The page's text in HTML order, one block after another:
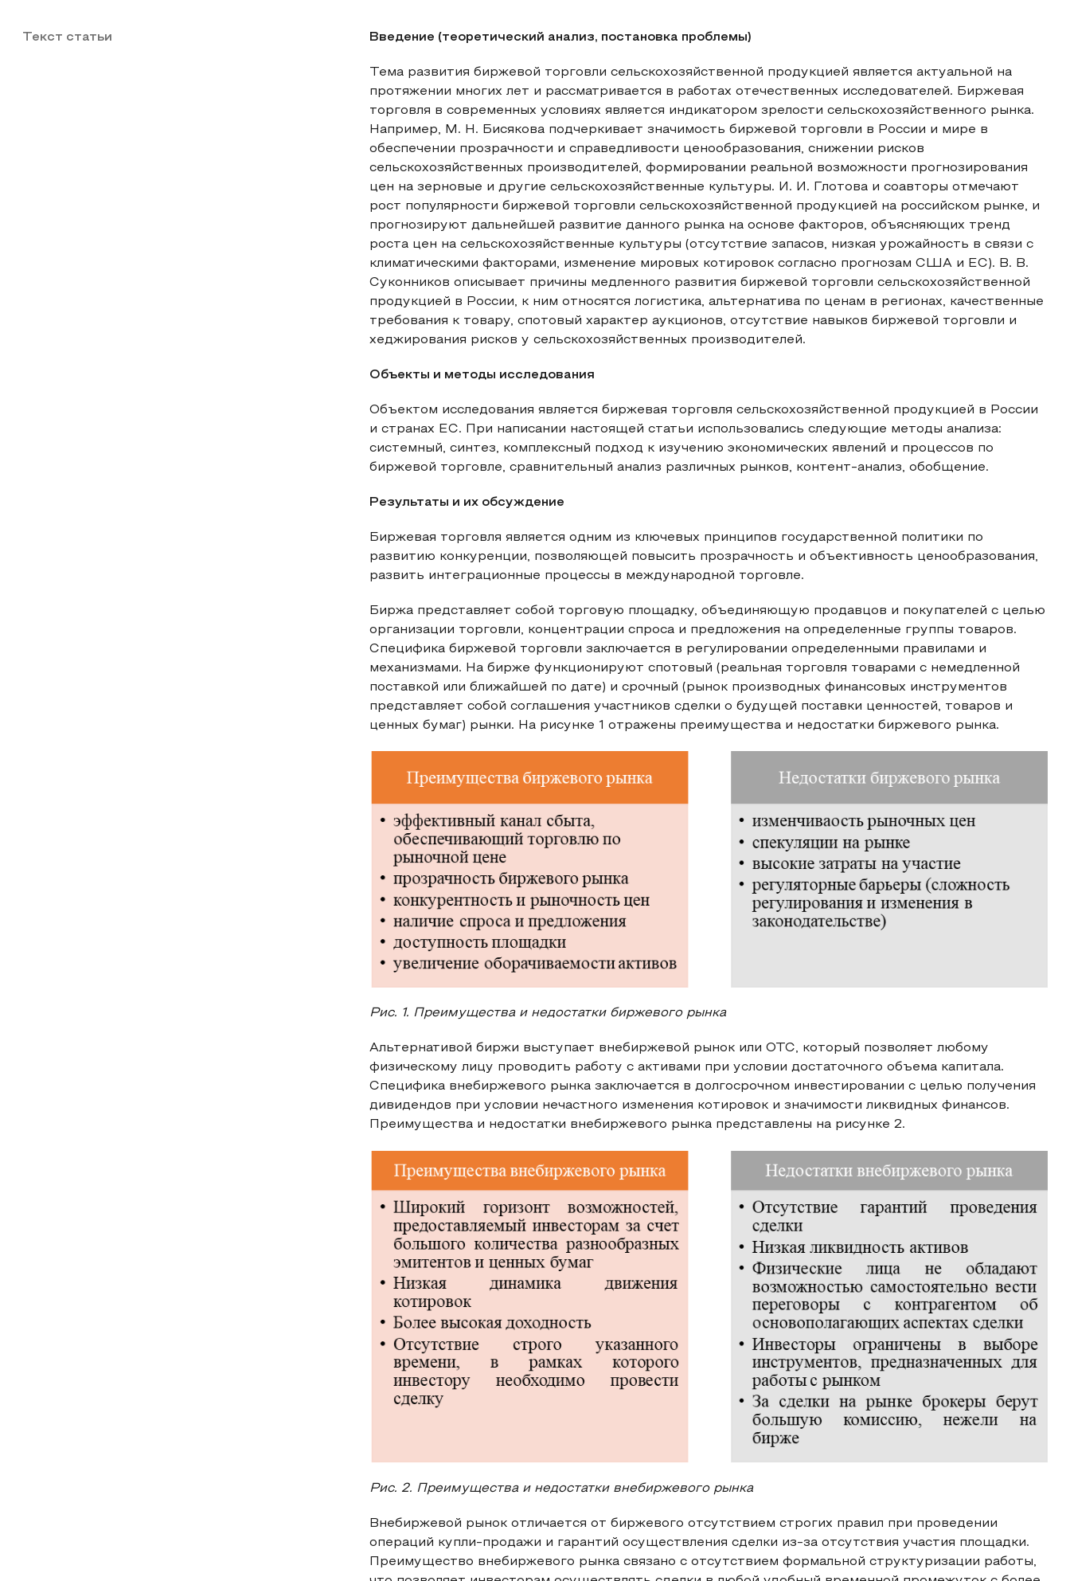
Текст статьи Введение (теоретический анализ, постановка проблемы)
Тема развития биржевой торговли сельскохозяйственной продукцией является актуальной на
протяжении многих лет и рассматривается в работах отечественных исследователей. Биржевая
торговля в современных условиях является индикатором зрелости сельскохозяйственного рынка.
Например, М. Н. Бисякова подчеркивает значимость биржевой торговли в России и мире в
обеспечении прозрачности и справедливости ценообразования, снижении рисков
сельскохозяйственных производителей, формировании реальной возможности прогнозирования
цен на зерновые и другие сельскохозяйственные культуры. И. И. Глотова и соавторы отмечают
рост популярности биржевой торговли сельскохозяйственной продукцией на российском рынке, и
прогнозируют дальнейшей развитие данного рынка на основе факторов, объясняющих тренд
роста цен на сельскохозяйственные культуры (отсутствие запасов, низкая урожайность в связи с
климатическими факторами, изменение мировых котировок согласно прогнозам США и ЕС). В. В.
Суконников описывает причины медленного развития биржевой торговли сельскохозяйственной
продукцией в России, к ним относятся логистика, альтернатива по ценам в регионах, качественные
требования к товару, спотовый характер аукционов, отсутствие навыков биржевой торговли и
хеджирования рисков у сельскохозяйственных производителей.
Объекты и методы исследования
Объектом исследования является биржевая торговля сельскохозяйственной продукцией в России
и странах ЕС. При написании настоящей статьи использовались следующие методы анализа:
системный, синтез, комплексный подход к изучению экономических явлений и процессов по
биржевой торговле, сравнительный анализ различных рынков, контент-анализ, обобщение.
Результаты и их обсуждение
Биржевая торговля является одним из ключевых принципов государственной политики по
развитию конкуренции, позволяющей повысить прозрачность и объективность ценообразования,
развить интеграционные процессы в международной торговле.
Биржа представляет собой торговую площадку, объединяющую продавцов и покупателей с целью
организации торговли, концентрации спроса и предложения на определенные группы товаров.
Специфика биржевой торговли заключается в регулировании определенными правилами и
механизмами. На бирже функционируют спотовый (реальная торговля товарами с немедленной
поставкой или ближайшей по дате) и срочный (рынок производных финансовых инструментов
представляет собой соглашения участников сделки о будущей поставки ценностей, товаров и
ценных бумаг) рынки. На рисунке 1 отражены преимущества и недостатки биржевого рынка.
Рис. 1. Преимущества и недостатки биржевого рынка
Альтернативой биржи выступает внебиржевой рынок или ОТС, который позволяет любому
физическому лицу проводить работу с активами при условии достаточного объема капитала.
Специфика внебиржевого рынка заключается в долгосрочном инвестировании с целью получения
дивидендов при условии нечастного изменения котировок и значимости ликвидных финансов.
Преимущества и недостатки внебиржевого рынка представлены на рисунке 2.
Рис. 2. Преимущества и недостатки внебиржевого рынка
Внебиржевой рынок отличается от биржевого отсутствием строгих правил при проведении
операций купли-продажи и гарантий осуществления сделки из-за отсутствия участия площадки.
Преимущество внебиржевого рынка связано с отсутствием формальной структуризации работы,